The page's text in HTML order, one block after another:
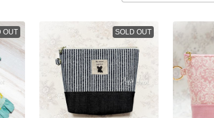
OUT SOLD OUT